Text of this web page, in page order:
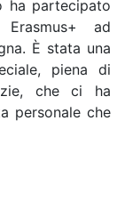
ha partecipato
ad
È stata una
piena di
che ci ha
personale che